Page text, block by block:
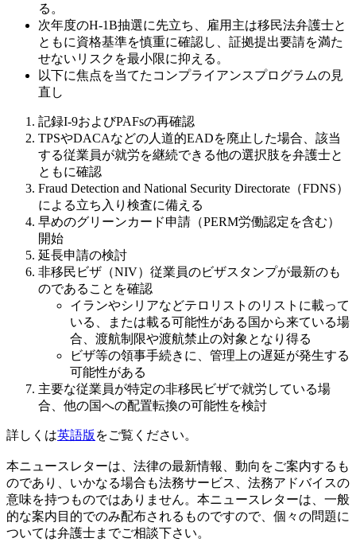
る。
次年度のH-1B抽選に先立ち、雇用主は移民法弁護士と
ともに資格基準を慎重に確認し、証拠提出要請を満た
せないリスクを最小限に抑える。
以下に焦点を当てたコンプライアンスプログラムの見
直し
記録I-9およびPAFsの再確認
TPSやDACAなどの人道的EADを廃止した場合、該当
する従業員が就労を継続できる他の選択肢を弁護士と
ともに確認
Fraud Detection and National Security Directorate（FDNS）
による立ち入り検査に備える
早めのグリーンカード申請（PERM労働認定を含む）
開始
延長申請の検討
非移民ビザ（NIV）従業員のビザスタンプが最新のも
のであることを確認
イランやシリアなどテロリストのリストに載って
いる、または載る可能性がある国から来ている場
合、渡航制限や渡航禁止の対象となり得る
ビザ等の領事手続きに、管理上の遅延が発生する
可能性がある
主要な従業員が特定の非移民ビザで就労している場
合、他の国への配置転換の可能性を検討
詳しくは英語版 をご覧ください。
本ニュースレターは、法律の最新情報、動向をご案内するも
のであり、いかなる場合も法務サービス、法務アドバイスの
意味を持つものではありません。本ニュースレターは、一般
的な案内目的でのみ配布されるものですので、個々の問題に
ついては弁護士までご相談下さい。